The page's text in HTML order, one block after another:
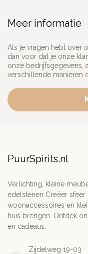
Meer informatie
Als je vragen hebt over
dan voor dat je onze
onze bedrijfsgegevens,
verschillende manieren
PuurSpirits.nl
Verlichting, kleine
edelstenen Creëer
woonaccessoires en
huis brengen. Ontdek
en cadeaus.
Zijdelweg 19-03